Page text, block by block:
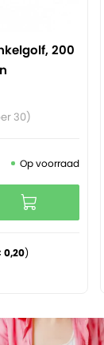
200
30)
Op voorraad
0,20)